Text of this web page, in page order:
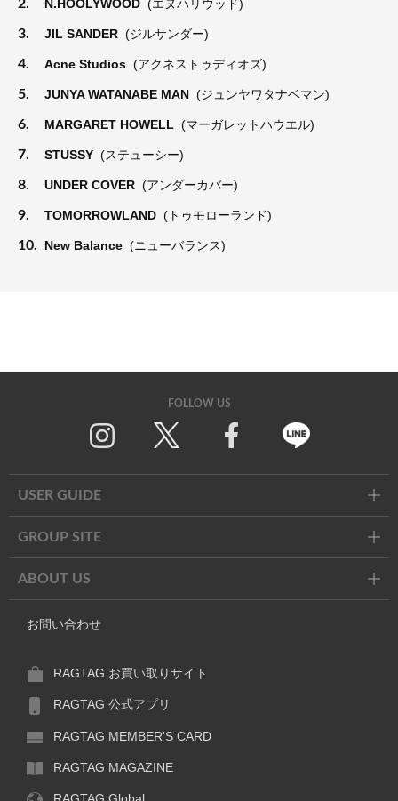
2. N.HOOLYWOOD (エヌハリウッド)
3. JIL SANDER (ジルサンダー)
4. Acne Studios (アクネストゥディオズ)
5. JUNYA WATANABE MAN (ジュンヤワタナベマン)
6. MARGARET HOWELL (マーガレットハウエル)
7. STUSSY (ステューシー)
8. UNDER COVER (アンダーカバー)
9. TOMORROWLAND (トゥモローランド)
10. New Balance (ニューバランス)
FOLLOW US
USER GUIDE
GROUP SITE
ABOUT US
お問い合わせ
RAGTAG お買い取りサイト
RAGTAG 公式アプリ
RAGTAG MEMBER'S CARD
RAGTAG MAGAZINE